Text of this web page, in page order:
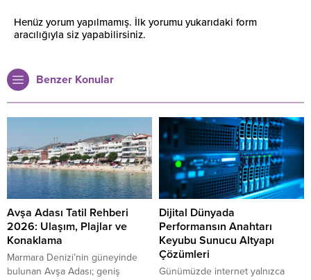
Henüz yorum yapılmamış. İlk yorumu yukarıdaki form
aracılığıyla siz yapabilirsiniz.
Benzer Konular
Avşa Adası Tatil Rehberi
2026: Ulaşım, Plajlar ve
Konaklama
Marmara Denizi’nin güneyinde
bulunan Avşa Adası; geniş
Dijital Dünyada
Performansın Anahtarı
Keyubu Sunucu Altyapı
Çözümleri
Günümüzde internet yalnızca